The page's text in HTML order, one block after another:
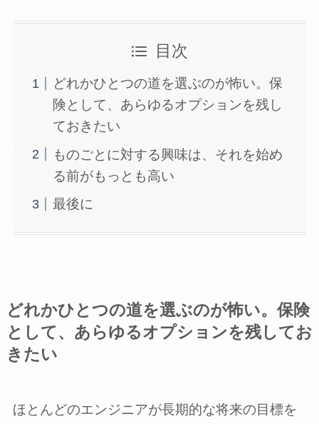
目次
どれかひとつの道を選ぶのが怖い。保
険として、あらゆるオプションを残し
ておきたい
ものごとに対する興味は、それを始め
る前がもっとも高い
最後に
どれかひとつの道を選ぶのが怖い。保険
として、あらゆるオプションを残してお
きたい
ほとんどのエンジニアが長期的な将来の目標を